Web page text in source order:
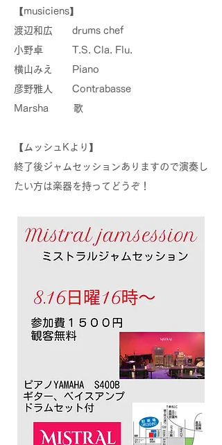
【musiciens】
渡辺和広 drums chef
小野卓 T.S. Cla. Flu.
横山みえ Piano
彦野雅人 Contrabasse
Marsha 歌
【ムッシュKより】
終了後ジャムセッションありますので演奏し
たい方は楽器を持ってどうぞ！